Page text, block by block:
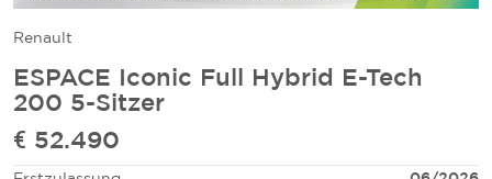
Renault
ESPACE Iconic Full Hybrid E-Tech
200 5-Sitzer
€ 52.490